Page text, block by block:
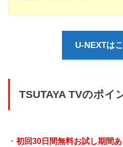
U-NEXTは
TSUTAYA TVのポイ
・初回30日間無料お試し期間あ